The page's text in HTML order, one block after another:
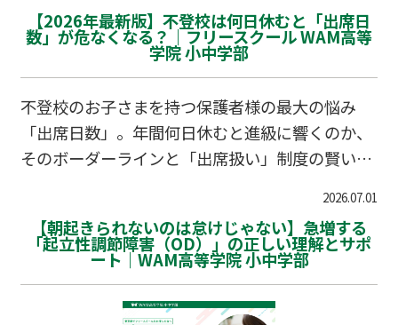
あなたはどうしますか？ 「えっ、どうして？」
「熱はないよね？」「遅刻するから早くしなさ
い！」 頭が真っ白になり、焦りからつい強い言葉
をかけてしまう保護者様は非常に多いです。しか
し、この「最初の朝の対応」が、その後の不登校
の期間や解決の難易度を大きく左右することをご
「5つのNGワード」 お子さまが「行きたくない」
と口にするのは、ギリ…
【2026年最新版】不登校は何日休むと「出席日
数」が危なくなる？｜フリースクール WAM高等
学院 小中学部
不登校のお子さまを持つ保護者様の最大の悩み
「出席日数」。年間何日休むと進級に響くのか、
そのボーダーラインと「出席扱い」制度の賢い活
2026.07.01
【朝起きられないのは怠けじゃない】急増する
「起立性調節障害（OD）」の正しい理解とサポ
ート｜WAM高等学院 小中学部